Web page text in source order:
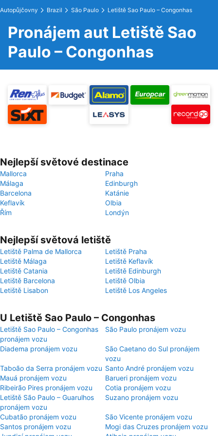
Autopůjčovny Brazil São Paulo Letiště Sao Paulo – Congonhas
Pronájem aut Letiště Sao
Paulo – Congonhas
Nejlepší světové destinace
Mallorca
Praha
Málaga
Edinburgh
Barcelona
Katánie
Keflavík
Olbia
Řím
Londýn
Nejlepší světová letiště
Letiště Palma de Mallorca
Letiště Praha
Letiště Málaga
Letiště Keflavík
Letiště Catania
Letiště Edinburgh
Letiště Barcelona
Letiště Olbia
Letiště Lisabon
Letiště Los Angeles
U Letiště Sao Paulo – Congonhas
Letiště Sao Paulo – Congonhas
pronájem vozu
São Paulo pronájem vozu
Diadema pronájem vozu
São Caetano do Sul pronájem
vozu
Taboão da Serra pronájem vozu Santo André pronájem vozu
Mauá pronájem vozu
Barueri pronájem vozu
Ribeirão Pires pronájem vozu
Cotia pronájem vozu
Letiště São Paulo – Guarulhos
pronájem vozu
Suzano pronájem vozu
Cubatão pronájem vozu
São Vicente pronájem vozu
Santos pronájem vozu
Mogi das Cruzes pronájem vozu